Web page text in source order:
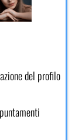
del profilo